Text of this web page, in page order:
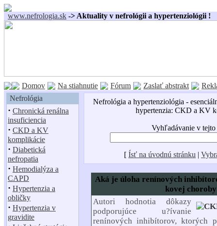
www.nefrologia.sk -> Aktuality v nefrológii a hypertenziológii !
Domov Na stiahnutie Fórum Zaslať abstrakt
Nefrológia
· Chronická renálna
insuficiencia
· CKD a KV
komplikácie
· Diabetická
nefropatia
· Hemodialýza a
CAPD
· Hypertenzia a
obličky
· Hypertenzia v
gravidite
Nefrológia a hypertenziológia -
hypertenzia: CKD a KV
Vyhľadávanie v tejto
[ Ísť na úvodnú stránku |
Aká je úloha renínových
kovej
Autori hodnotia dôkazy
podporujúce u?ívanie
renínových inhibítorov, ktorých